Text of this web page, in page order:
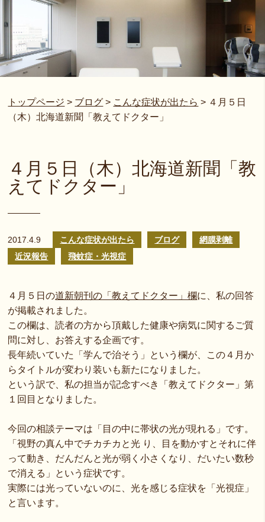
トップページ > ブログ > こんな症状が出たら > ４月５日
（木）北海道新聞「教えてドクター」
４月５日（木）北海道新聞「教
えてドクター」
2017.4.9 こんな症状が出たら ブログ
網膜剥離
近況報告
飛蚊症・光視症
４月５日の道新朝刊の「教えてドクター」欄に、私の回答
が掲載されました。
この欄は、読者の方から頂戴した健康や病気に関するご質
問に対し、お答えする企画です。
長年続いていた「学んで治そう」という欄が、この４月か
らタイトルが変わり装いも新たになりました。
という訳で、私の担当が記念すべき「教えてドクター」第
１回目となりました。
今回の相談テーマは「目の中に帯状の光が現れる」です。
「視野の真ん中でチカチカと光 り、目を動かすとそれに伴
って動き、だんだんと光が弱く小さくなり、だいたい数秒
で消える」という症状です。
実際には光っていないのに、光を感じる症状を「光視症」
と言います。